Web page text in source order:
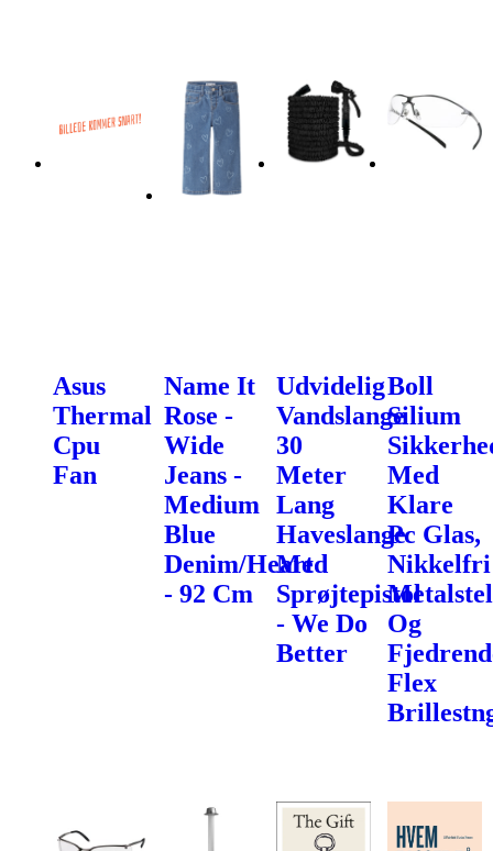
Asus
Thermal
Cpu
Fan
Name It
Rose -
Wide
Jeans -
Medium
Blue
Denim/Heart
- 92 Cm
Udvidelig
Vandslange
30
Meter
Lang
Haveslange
Med
Sprøjtepistol
- We Do
Better
Boll
Silium
Med
Klare
Pc Glas,
Nikkelfri
Metalstel
Og
Flex